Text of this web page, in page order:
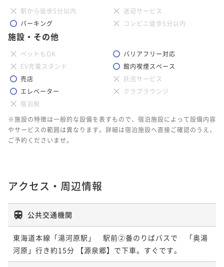
駅から徒歩5分以内
送迎サービス
パーキング
コンビニ徒歩5分以内
施設・その他
ペットもOK
バリアフリー対応
EV充電スタンド
館内喫煙スペース
売店
託児サービス
エレベーター
クラブラウンジ
宿泊税
※施設の特徴は一般的な設備を表すもので、宿泊施設によって設備内容
やサービスの範囲は異なります。詳細は宿泊施設へ直接ご確認のうえ、
ご予約くださいませ。
アクセス・周辺情報
公共交通機関
東海道本線「湯河原駅」　駅前②番のりばバスで　「奥湯
河原」行き約15分 【源泉郷】で下車。すぐです。